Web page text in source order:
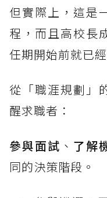
但實際上，這是
程，而且高校長
任期開始前就已
從「職涯規劃」
醒求職者：
參與面試 、 了解
同的決策階段。